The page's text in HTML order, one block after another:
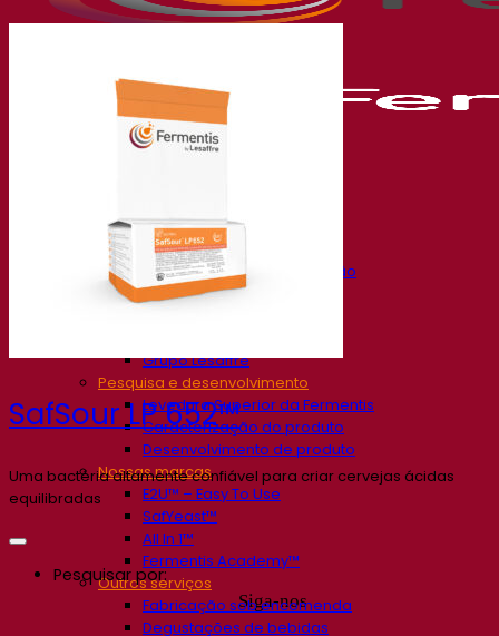
Nossa empresa
Sobre nós
Especialista em fermentação
O Campus Fermentis
Grupo Lesaffre
Pesquisa e desenvolvimento
Levedura Superior da Fermentis
Caracterização do produto
Desenvolvimento de produto
Nossas marcas
E2U™ – Easy To Use
SafYeast™
All In 1™
Fermentis Academy™
Outros serviços
Fabricação sob encomenda
Degustações de bebidas
SafSour LP 652™
Uma bactéria altamente confiável para criar cervejas ácidas
equilibradas
Siga-nos
Pesquisar por: